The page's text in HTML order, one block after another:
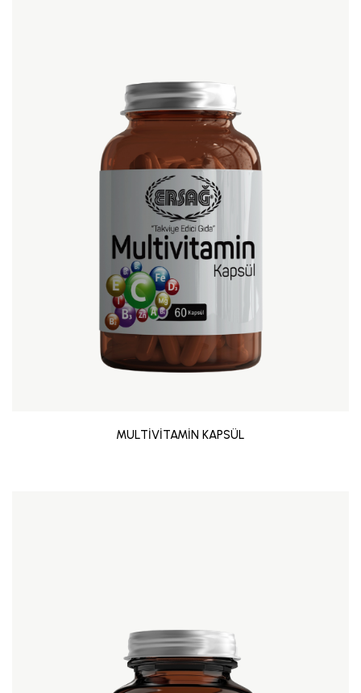
MULTİVİTAMİN KAPSÜL